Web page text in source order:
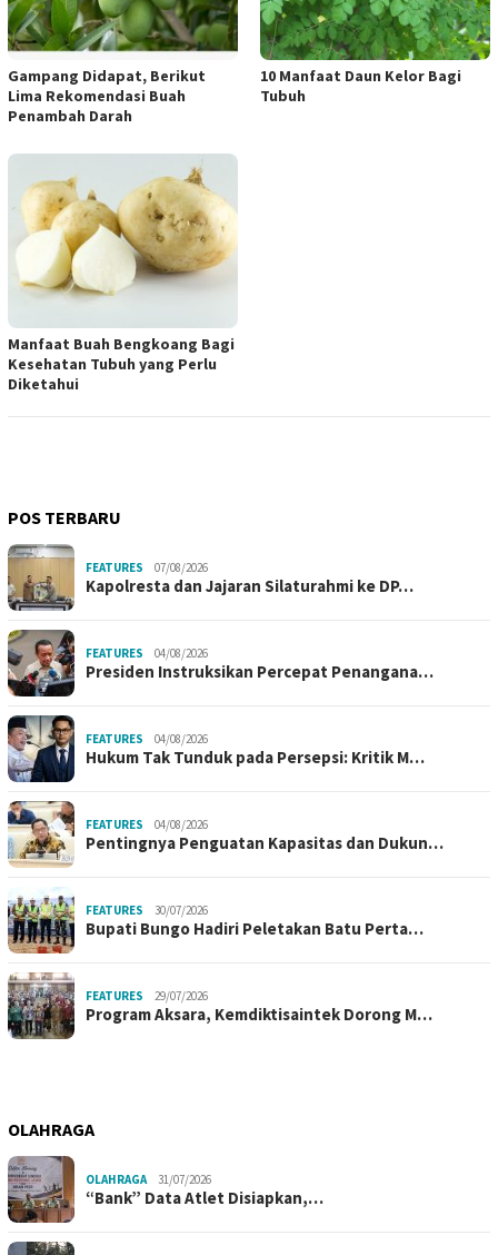
Gampang Didapat, Berikut
Lima Rekomendasi Buah
Penambah Darah
10 Manfaat Daun Kelor Bagi
Tubuh
Manfaat Buah Bengkoang Bagi
Kesehatan Tubuh yang Perlu
Diketahui
POS TERBARU
FEATURES 07/08/2026
Kapolresta dan Jajaran Silaturahmi ke DP…
FEATURES 04/08/2026
Presiden Instruksikan Percepat Penangana…
FEATURES 04/08/2026
Hukum Tak Tunduk pada Persepsi: Kritik M…
FEATURES 04/08/2026
Pentingnya Penguatan Kapasitas dan Dukun…
FEATURES 30/07/2026
Bupati Bungo Hadiri Peletakan Batu Perta…
FEATURES 29/07/2026
Program Aksara, Kemdiktisaintek Dorong M…
OLAHRAGA
OLAHRAGA 31/07/2026
“Bank” Data Atlet Disiapkan,…